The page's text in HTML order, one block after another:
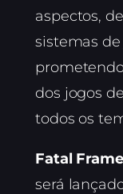
aspectos,
sistemas
dos jogos
todos os
Fatal
será